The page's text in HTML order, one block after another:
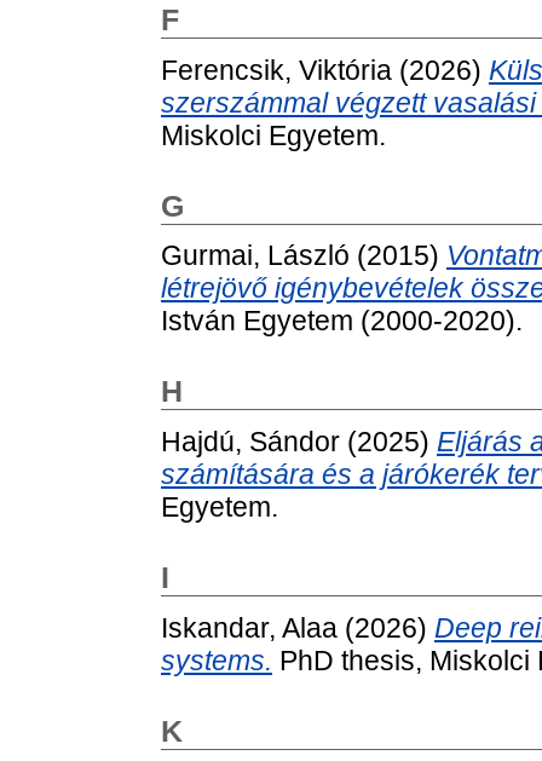
F
Ferencsik, Viktória (2026)
szerszámmal végzett
Miskolci Egyetem.
G
Gurmai, László (2015)
létrejövő igénybevételek
István Egyetem (2000-2020).
H
Hajdú, Sándor (2025) Eljárás
számítására és a járókerék
Egyetem.
I
Iskandar, Alaa (2026) Deep
systems. PhD thesis, Miskolci
K